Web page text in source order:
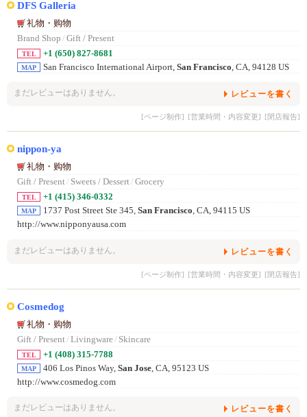
DFS Galleria
礼物・购物
Brand Shop / Gift / Present
TEL +1 (650) 827-8681
MAP San Francisco International Airport, San Francisco, CA, 94128 US
まだレビューはありません。 レビューを書く
[ページ制作] [営業時間・内容変更] [閉店報告]
nippon-ya
礼物・购物
Gift / Present/ Sweets / Dessert/ Grocery
TEL +1 (415) 346-0332
MAP 1737 Post Street Ste 345, San Francisco, CA, 94115 US
http://www.nipponyausa.com
まだレビューはありません。 レビューを書く
[ページ制作] [営業時間・内容変更] [閉店報告]
Cosmedog
礼物・购物
Gift / Present/ Livingware/ Skincare
TEL +1 (408) 315-7788
MAP 406 Los Pinos Way, San Jose, CA, 95123 US
http://www.cosmedog.com
まだレビューはありません。 レビューを書く